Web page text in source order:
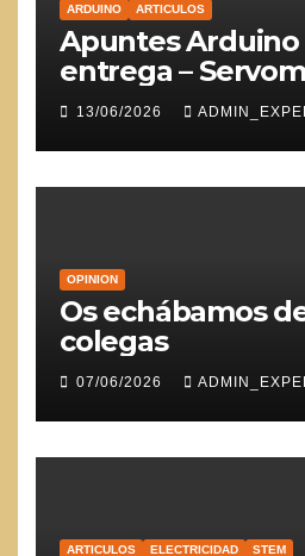
ARDUINO ARTICULOS
Apuntes Arduino
entrega –
13/06/2026
OPINION
Os echábamos
colegas
07/06/2026
ARTICULOS ELECTRICIDAD STEM